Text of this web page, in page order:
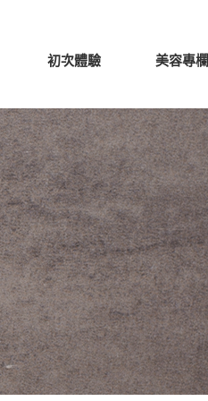
初次體驗 美容專欄